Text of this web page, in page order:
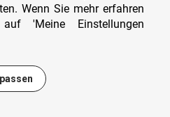
erreichbar
4912 210
Formular
Wenn Sie mehr erfahren
'Meine Einstellungen